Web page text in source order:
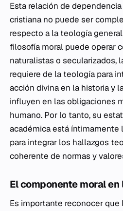
Esta relación de
cristiana no puede ser
respecto a la teología
filosofía moral puede operar
naturalistas o secularizados,
requiere de la teología para
acción divina en la historia y
influyen en las obligaciones
humano. Por lo tanto, su
académica está íntimamente
para integrar los hallazgos
coherente de normas y
El componente moral
Es importante reconocer que